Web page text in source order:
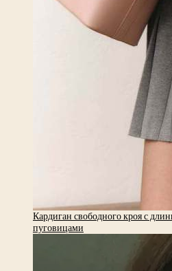
Кардиган свободного кроя с
пуговицами